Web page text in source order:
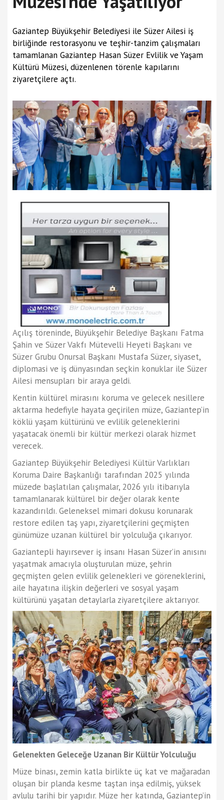
Gaziantep Büyükşehir Belediyesi ile Süzer Ailesi iş
birliğinde restorasyonu ve teşhir-tanzim çalışmaları
tamamlanan Gaziantep Hasan Süzer Evlilik ve Yaşam
Kültürü Müzesi, düzenlenen törenle kapılarını
ziyaretçilere açtı.
Açılış töreninde, Büyükşehir Belediye Başkanı Fatma
Şahin ve Süzer Vakfı Mütevelli Heyeti Başkanı ve
Süzer Grubu Onursal Başkanı Mustafa Süzer, siyaset,
diplomasi ve iş dünyasından seçkin konuklar ile Süzer
Ailesi mensupları bir araya geldi.
Kentin kültürel mirasını koruma ve gelecek nesillere
aktarma hedefiyle hayata geçirilen müze, Gaziantep’in
köklü yaşam kültürünü ve evlilik geleneklerini
yaşatacak önemli bir kültür merkezi olarak hizmet
verecek.
Gaziantep Büyükşehir Belediyesi Kültür Varlıkları
Koruma Daire Başkanlığı tarafından 2025 yılında
müzede başlatılan çalışmalar, 2026 yılı itibarıyla
tamamlanarak kültürel bir değer olarak kente
kazandırıldı. Geleneksel mimari dokusu korunarak
restore edilen taş yapı, ziyaretçilerini geçmişten
günümüze uzanan kültürel bir yolculuğa çıkarıyor.
Gaziantepli hayırsever iş insanı Hasan Süzer’in anısını
yaşatmak amacıyla oluşturulan müze, şehrin
geçmişten gelen evlilik gelenekleri ve göreneklerini,
aile hayatına ilişkin değerleri ve sosyal yaşam
kültürünü yaşatan detaylarla ziyaretçilere aktarıyor.
Gelenekten Geleceğe Uzanan Bir Kültür Yolculuğu
Müze binası, zemin katla birlikte üç kat ve mağaradan
oluşan bir planda kesme taştan inşa edilmiş, yüksek
avlulu tarihi bir yapıdır. Müze her katında, Gaziantep’in